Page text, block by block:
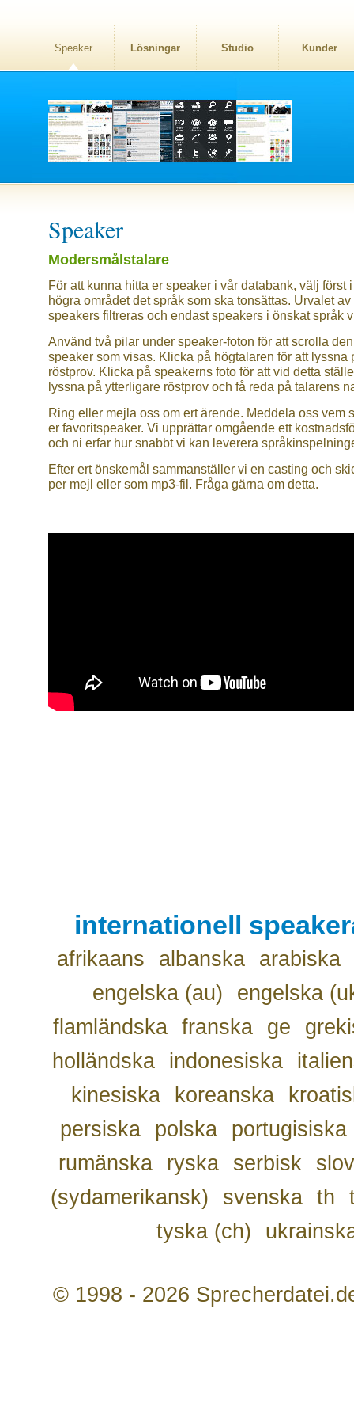
Speaker Lösningar Studio Kunder
Speaker
Modersmålstalare
För att kunna hitta er speaker i vår databank, välj först
högra området det språk som ska tonsättas. Urvalet av
speakers filtreras och endast speakers i önskat språk
Använd två pilar under speaker-foton för att scrolla den
speaker som visas. Klicka på högtalaren för att lyssna
röstprov. Klicka på speakerns foto för att vid detta ställe
lyssna på ytterligare röstprov och få reda på talarens
Ring eller mejla oss om ert ärende. Meddela oss vem
er favoritspeaker. Vi upprättar omgående ett
och ni erfar hur snabbt vi kan leverera
Efter ert önskemål sammanställer vi en casting och
per mejl eller som mp3-fil. Fråga gärna om detta.
internationell
afrikaans albanska
arabiska
engelska (au)
engelska
flamländska franska ge
holländska
indonesiska
kinesiska
koreanska
persiska
polska
portugisiska
rumänska
ryska serbisk
(sydamerikansk)
svenska th
tyska (ch)
© 1998 - 2026